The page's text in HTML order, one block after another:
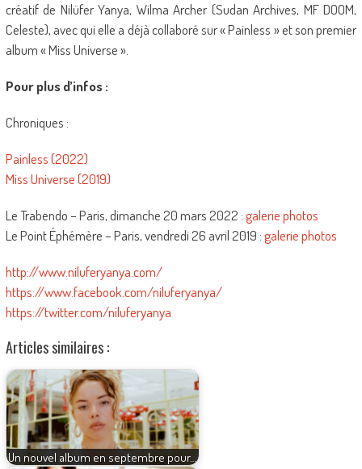
créatif de Nilüfer Yanya, Wilma Archer (Sudan Archives, MF DOOM,
Celeste), avec qui elle a déjà collaboré sur « Painless » et son premier
album « Miss Universe ».
Pour plus d’infos :
Chroniques :
Painless (2022)
Miss Universe (2019)
Le Trabendo – Paris, dimanche 20 mars 2022 :galerie photos
Le Point Éphémère – Paris, vendredi 26 avril 2019 :galerie photos
http://www.niluferyanya.com/
https://www.facebook.com/niluferyanya/
https://twitter.com/niluferyanya
Articles similaires :
Un nouvel album en septembre pour…